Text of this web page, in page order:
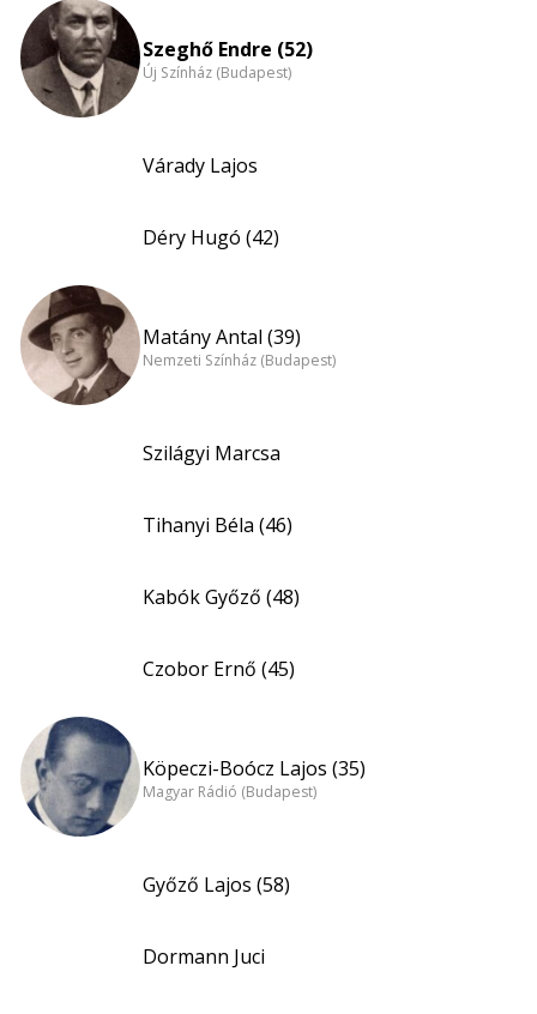
Szeghő Endre (52)
Új Színház (Budapest)
Várady Lajos
Déry Hugó (42)
Matány Antal (39)
Nemzeti Színház (Budapest)
Szilágyi Marcsa
Tihanyi Béla (46)
Kabók Győző (48)
Czobor Ernő (45)
Köpeczi-Boócz Lajos (35)
Magyar Rádió (Budapest)
Győző Lajos (58)
Dormann Juci